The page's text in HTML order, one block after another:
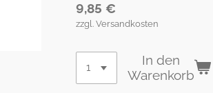
9,85 €
zzgl. Versandkosten
In den
Warenkorb